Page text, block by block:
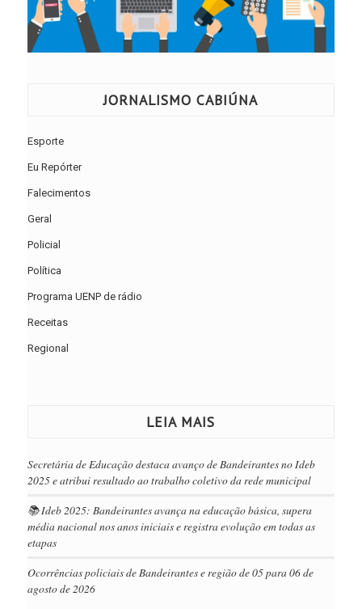
JORNALISMO CABIÚNA
Esporte
Eu Repórter
Falecimentos
Geral
Policial
Política
Programa UENP de rádio
Receitas
Regional
LEIA MAIS
Secretária de Educação destaca avanço de Bandeirantes no Ideb
2025 e atribui resultado ao trabalho coletivo da rede municipal
📚 Ideb 2025: Bandeirantes avança na educação básica, supera
média nacional nos anos iniciais e registra evolução em todas as
etapas
Ocorrências policiais de Bandeirantes e região de 05 para 06 de
agosto de 2026